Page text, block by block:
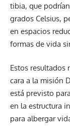
tibia, que
grados Celsius,
en espacios
formas de vida
Estos resultados
cara a la misión
está previsto
en la estructura
para albergar